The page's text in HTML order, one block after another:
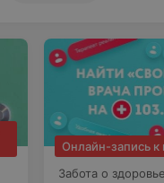
Онлайн-запись к
Забота о